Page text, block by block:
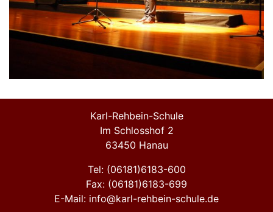
Karl-Rehbein-Schule
Im Schlosshof 2
63450 Hanau
Tel: (06181)6183-600
Fax: (06181)6183-699
E-Mail: info@karl-rehbein-schule.de